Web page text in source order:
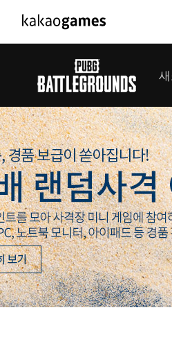
PC/모바일게임
도깨비의세계
오딘: 발할라 라이징
아키에이지 워
아레스 : 라이즈 오브 가디언
모바일게임
우마무스메 프리티 더비
SMiniz
공
업
대